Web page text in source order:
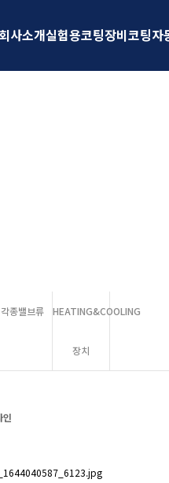
사소개실험용코팅장비코팅자
각종밸브류 HEATING&COOLING
장치